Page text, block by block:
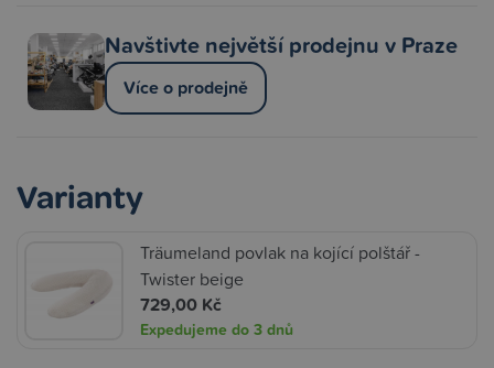
Navštivte největší prodejnu v Praze
Více o prodejně
Varianty
Träumeland povlak na kojící polštář -
Twister beige
729,00 Kč
Expedujeme do 3 dnů